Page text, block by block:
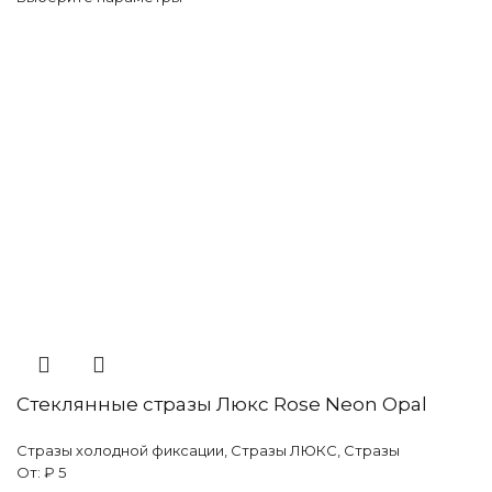
Стеклянные стразы Люкс Rose Neon Opal
Стразы холодной фиксации Стразы ЛЮКС Стразы
От: ₽ 5